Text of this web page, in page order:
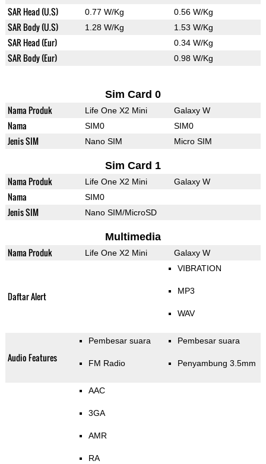
SAR Head (U.S) 0.77 W/Kg 0.56 W/Kg
SAR Body (U.S) 1.28 W/Kg 1.53 W/Kg
SAR Head (Eur) 0.34 W/Kg
SAR Body (Eur) 0.98 W/Kg
Sim Card 0
Nama Produk Life One X2 Mini Galaxy W
Nama SIM0 SIM0
Jenis SIM Nano SIM Micro SIM
Sim Card 1
Nama Produk Life One X2 Mini Galaxy W
Nama SIM0
Jenis SIM Nano SIM/MicroSD
Multimedia
Nama Produk Life One X2 Mini Galaxy W
Daftar Alert
VIBRATION
MP3
WAV
Audio Features
Pembesar suara
FM Radio
Pembesar suara
Penyambung 3.5mm
AAC
3GA
AMR
RA